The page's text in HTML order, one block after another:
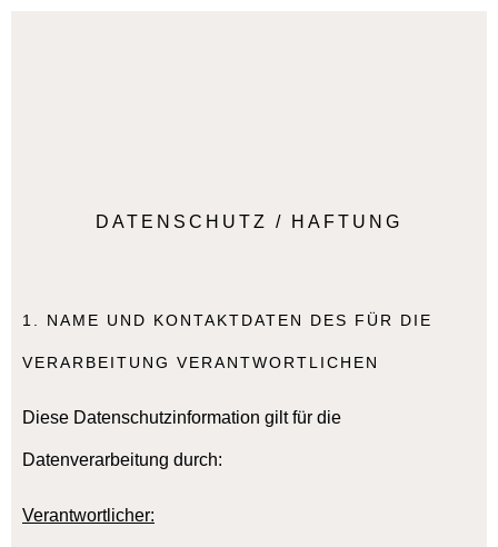
DATENSCHUTZ / HAFTUNG
1. NAME UND KONTAKTDATEN DES FÜR DIE
VERARBEITUNG VERANTWORTLICHEN
Diese Datenschutzinformation gilt für die
Datenverarbeitung durch:
Verantwortlicher: